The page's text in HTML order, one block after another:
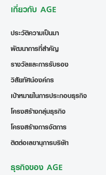
เกี่ยวกับ AGE
ประวัติความเป็นมา
พัฒนาการที่สำคัญ
รางวัลและการรับรอง
วิสัยทัศน์องค์กร
เป้าหมายในการประกอบธุรกิจ
โครงสร้างกลุ่มธุรกิจ
โครงสร้างการจัดการ
ติดต่อเลขานุการบริษัท
ธุรกิจของ AGE